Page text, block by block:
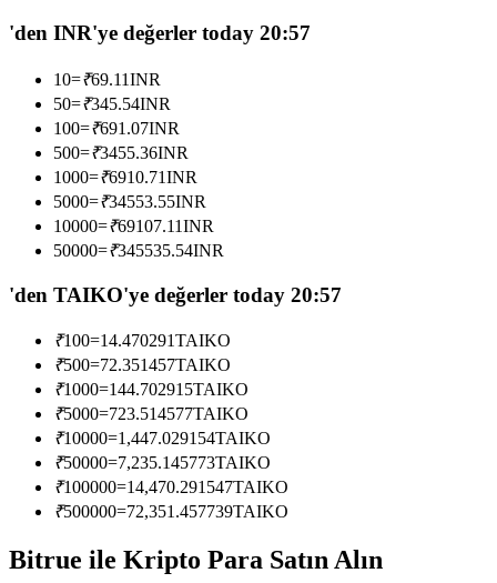
Kopya Tüccarı Olun
Kâr paylaşımı ve kopya ticaret komisyonlarının tadını çıkarın
Bilgi
Ticaret bilgileri vb. dahil olmak üzere büyük veri analizi.
'den INR'ye değerler today 20:57
10=₹69.11INR
50=₹345.54INR
100=₹691.07INR
500=₹3455.36INR
1000=₹6910.71INR
5000=₹34553.55INR
10000=₹69107.11INR
50000=₹345535.54INR
'den TAIKO'ye değerler today 20:57
₹100=14.470291TAIKO
₹500=72.351457TAIKO
₹1000=144.702915TAIKO
₹5000=723.514577TAIKO
₹10000=1,447.029154TAIKO
₹50000=7,235.145773TAIKO
₹100000=14,470.291547TAIKO
₹500000=72,351.457739TAIKO
Bitrue ile Kripto Para Satın Alın